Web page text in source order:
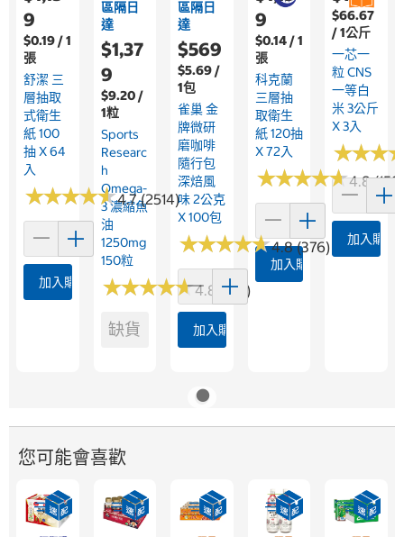
9
$0.19 / 1
張
舒潔 三
層抽取
式衛生
紙 100
抽 X 64
入
★★★★★
★★★★★4.7 (2514)
加入購物車
區隔日
達
$1,37
9
$9.20 /
1粒
Sports
Researc
H
Omega-
3 濃縮魚
油
1250mg
150粒
★★★★★
★★★★★4.8 (361)
缺貨
區隔日
達
$569
$5.69 /
1包
雀巢 金
牌微研
磨咖啡
隨行包
深焙風
味 2公克
X 100包
★★★★★
★★★★★4.8 (376)
加入購物車
9
$0.14 / 1
張
科克蘭
三層抽
取衛生
紙 120抽
X 72入
★★★★★
★★★★★4.8
加入購物車
$66.67
/ 1公斤
一芯一
粒 CNS
一等白
米 3公斤
X 3入
★★★
★★★
加入購物
您可能會喜歡